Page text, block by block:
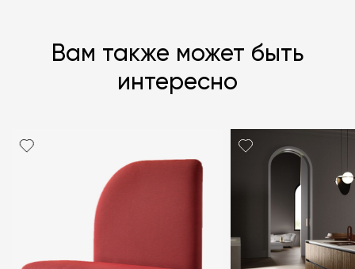
Вам также может быть
интересно